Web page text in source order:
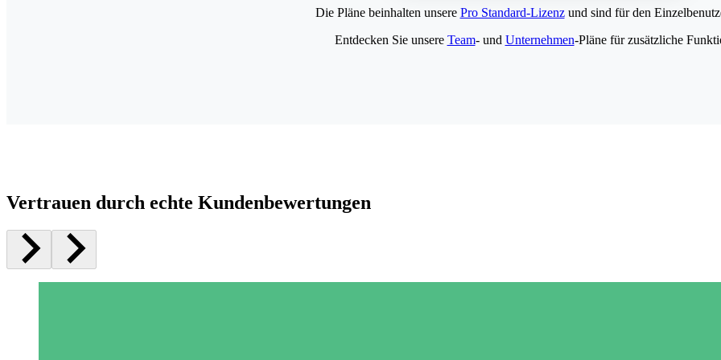
Die Pläne beinhalten unsere Pro Standard-Lizenzund sind für den
Entdecken Sie unsere Team- und Unternehmen-Pläne für zusätzliche
Vertrauen durch echte Kundenbewertungen